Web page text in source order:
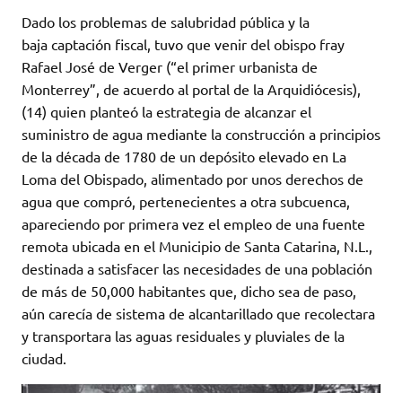
Dado los problemas de salubridad pública y la
baja captación fiscal, tuvo que venir del obispo fray
Rafael José de Verger (“el primer urbanista de
Monterrey”, de acuerdo al portal de la Arquidiócesis),
(14) quien planteó la estrategia de alcanzar el
suministro de agua mediante la construcción a principios
de la década de 1780 de un depósito elevado en La
Loma del Obispado, alimentado por unos derechos de
agua que compró, pertenecientes a otra subcuenca,
apareciendo por primera vez el empleo de una fuente
remota ubicada en el Municipio de Santa Catarina, N.L.,
destinada a satisfacer las necesidades de una población
de más de 50,000 habitantes que, dicho sea de paso,
aún carecía de sistema de alcantarillado que recolectara
y transportara las aguas residuales y pluviales de la
ciudad.